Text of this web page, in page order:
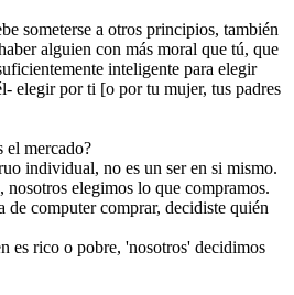
someterse a otros principios, también
alguien con más moral que tú, que
inteligente para elegir
elegir por ti [o por tu mujer, tus padres
el mercado?
individual, no es un ser en si mismo.
nosotros elegimos lo que compramos.
de computer comprar, decidiste quién
es rico o pobre, 'nosotros' decidimos